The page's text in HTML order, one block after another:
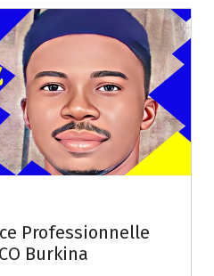
Professionnelle
Burkina